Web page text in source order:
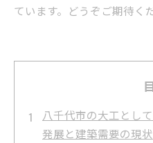
ています。どうぞご期待く
八千代市の大工とし
発展と建築需要の現状